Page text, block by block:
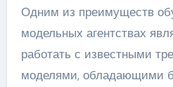
Одним из преимуществ
модельных агентствах
работать с известными
моделями, обладающими